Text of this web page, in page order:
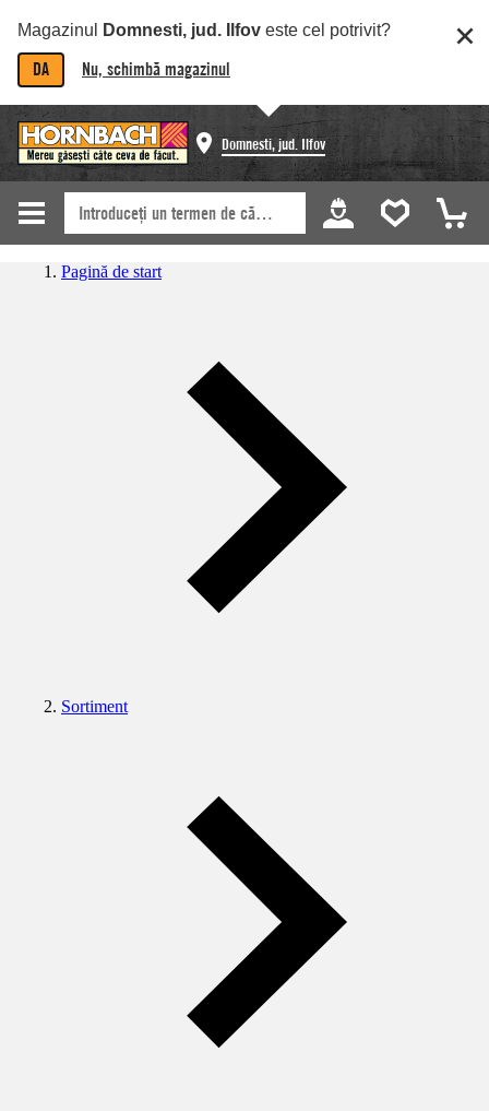
Magazinul Domnesti, jud. Ilfov este cel potrivit?
DA Nu, schimbă magazinul
Domnesti, jud. Ilfov
Pagină de start
Sortiment